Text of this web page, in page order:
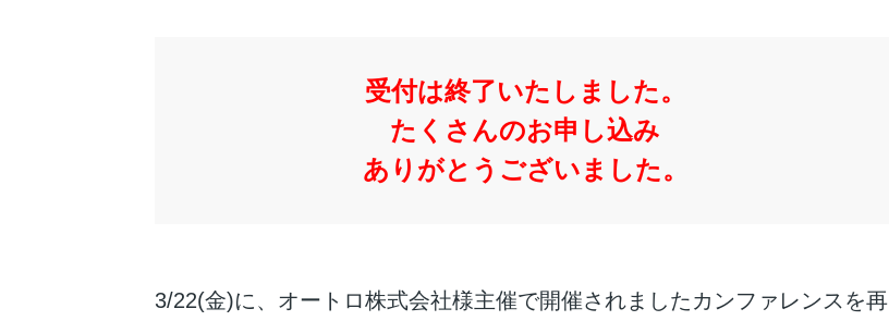
受付は終了いたしました。
たくさんのお申し込み
ありがとうございました。
3/22(金)に、オートロ株式会社様主催で開催されましたカンファレンスを再